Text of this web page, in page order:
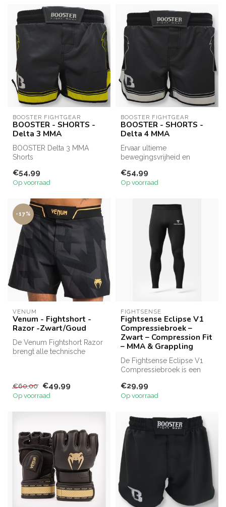
BOOSTER FIGHTGEAR
BOOSTER - SHORTS -
Delta 3 MMA
BOOSTER Delta 3 MMA
Shorts
De BOOSTER Delta 3 MMA
Shorts zijn ontworpen voor
€54,99
Op voorraad
BOOSTER FIGHTGEAR
BOOSTER - SHORTS -
Delta 4 MMA
Ervaar ultieme
bewegingsvrijheid en
Delta 4 MMA Shorts. O...
€54,99
Op voorraad
-17%
VENUM
Venum - Fightshort -
Razor -Zwart/Goud
De Venum Fightshort Razor
brengt alle technische
€60,00 €49,99
Op voorraad
FIGHTSENSE
Fightsense Eclipse V1
Compressiebroek –
Zwart – Compression Fit
– MMA & Grappling
De Fightsense Eclipse V1
Compressiebroek is een
voor MM...
€29,99
Op voorraad